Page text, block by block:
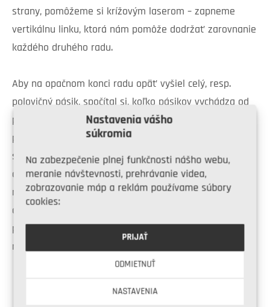
Nastavenia vášho
súkromia
Na zabezpečenie plnej funkčnosti nášho webu,
meranie návštevnosti, prehrávanie videa,
zobrazovanie máp a reklám používame súbory
cookies:
PRIJAŤ
ODMIETNUŤ
NASTAVENIA
strany, pomôžeme si krížovým laserom – zapneme
vertikálnu linku, ktorá nám pomôže dodržať zarovnanie
každého druhého radu.
Aby na opačnom konci radu opäť vyšiel celý, resp.
polovičný pásik, spočítal si, koľko pásikov vychádza od
prekladu nad oknom do konca radu. Ak to nevychádzalo
presne (čo nevychádzalo), tak rozdiel dorovnal
skrátením viacerých pásikov o malú dĺžku. Jeden
centimeter si nikto nevšimne. Peter túto úpravu riešil
nad oknom, kde sú len dva rady obkladu. Predtým však
obložil druhú stranu steny. Tehličky nad oknom som
potom dopasoval tak, aby pekne a a nie rušivo
nadväzovali.
Share on Facebook